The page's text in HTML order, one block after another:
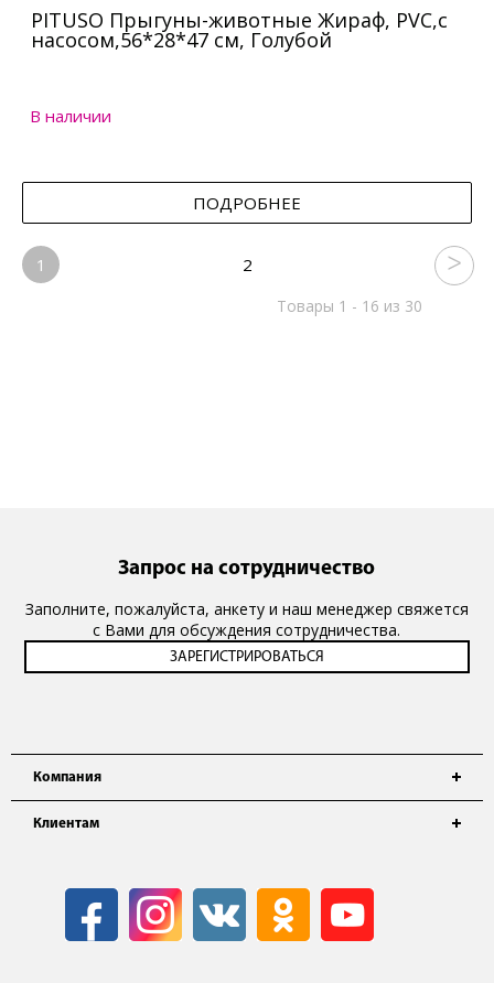
PITUSO Прыгуны-животные Жираф, PVC,с
насосом,56*28*47 см, Голубой
В наличии
ПОДРОБНЕЕ
1 2
Товары 1 - 16 из 30
Компания
Клиентам
Запрос на сотрудничество
Заполните, пожалуйста, анкету и наш менеджер свяжется
с Вами для обсуждения сотрудничества.